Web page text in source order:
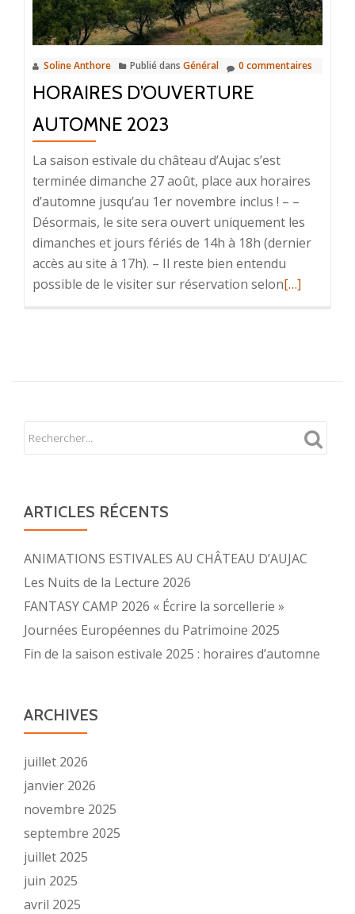
Soline Anthore Publié dans Général 0 commentaires
HORAIRES D’OUVERTURE
AUTOMNE 2023
La saison estivale du château d’Aujac s’est
terminée dimanche 27 août, place aux horaires
d’automne jusqu’au 1er novembre inclus ! – –
Désormais, le site sera ouvert uniquement les
dimanches et jours fériés de 14h à 18h (dernier
accès au site à 17h). – Il reste bien entendu
possible de le visiter sur réservation selonEn
automne
[…]
ARTICLES RÉCENTS
ANIMATIONS ESTIVALES AU CHÂTEAU D’AUJAC
Les Nuits de la Lecture 2026
FANTASY CAMP 2026 « Écrire la sorcellerie »
Journées Européennes du Patrimoine 2025
Fin de la saison estivale 2025 : horaires d’automne
ARCHIVES
juillet 2026
janvier 2026
novembre 2025
septembre 2025
juillet 2025
juin 2025
avril 2025